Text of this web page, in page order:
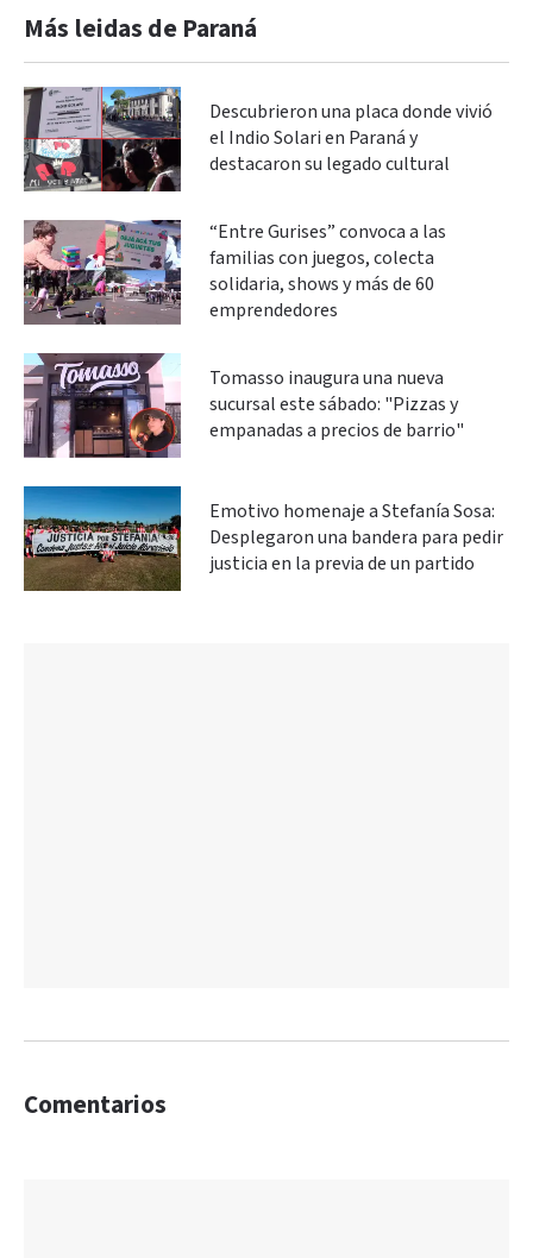
Más leidas de Paraná
Descubrieron una placa donde vivió
el Indio Solari en Paraná y
destacaron su legado cultural
“Entre Gurises” convoca a las
familias con juegos, colecta
solidaria, shows y más de 60
emprendedores
Tomasso inaugura una nueva
sucursal este sábado: "Pizzas y
empanadas a precios de barrio"
Emotivo homenaje a Stefanía Sosa:
Desplegaron una bandera para pedir
justicia en la previa de un partido
Comentarios